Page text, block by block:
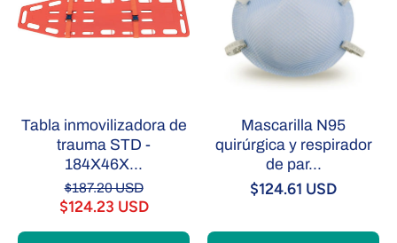
Tabla inmovilizadora de
trauma STD -
184X46X...
$187.20 USD
$124.23 USD
Mascarilla N95
quirúrgica y respirador
de par...
$124.61 USD